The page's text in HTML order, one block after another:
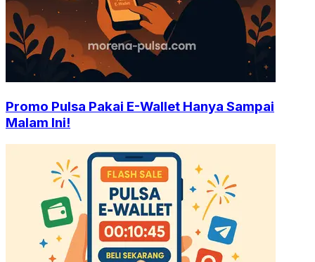
Promo Pulsa Pakai E-Wallet Hanya Sampai
Malam Ini!